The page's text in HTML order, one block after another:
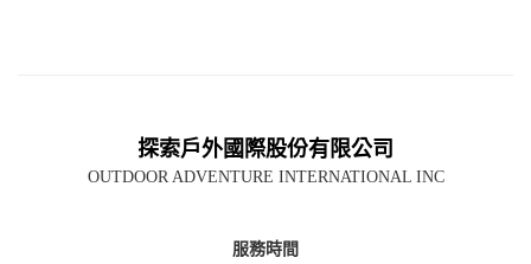
探索戶外國際股份有限公司
OUTDOOR ADVENTURE INTERNATIONAL INC
服務時間